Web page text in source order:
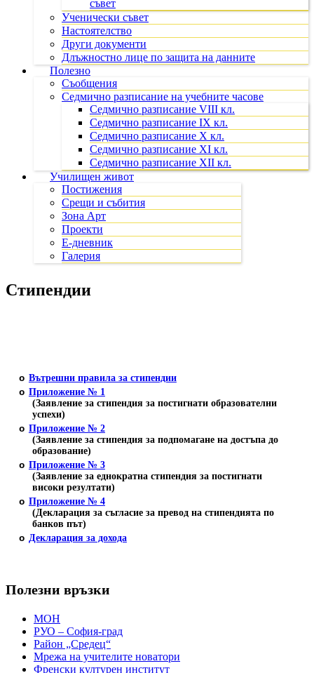
съвет
Ученически съвет
Настоятелство
Други документи
Длъжностно лице по защита на данните
Полезно
Съобщения
Седмично разписание на учебните часове
Седмично разписание VIII кл.
Седмично разписание IX кл.
Седмично разписание X кл.
Седмично разписание XI кл.
Седмично разписание XII кл.
Училищен живот
Постижения
Срещи и събития
Зона Арт
Проекти
Е-дневник
Галерия
Стипендии
o Вътрешни правила за стипендии
o Приложение № 1
(Заявление за стипендия за постигнати образователни
успехи)
o Приложение № 2
(Заявление за стипендия за подпомагане на достъпа до
образование)
o Приложение № 3
(Заявление за еднократна стипендия за постигнати
високи резултати)
o Приложение № 4
(Декларация за съгласие за превод на стипендията по
банков път)
o Декларация за дохода
Полезни връзки
МОН
РУО – София-град
Район „Средец“
Мрежа на учителите новатори
Френски културен институт